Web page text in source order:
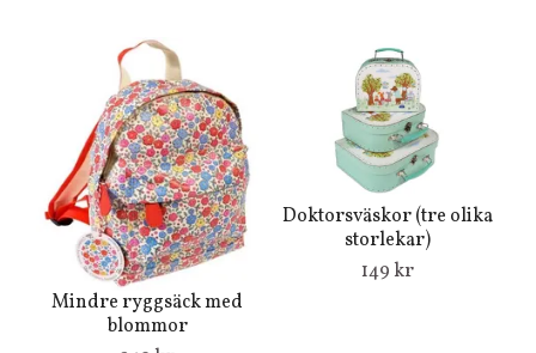
Mindre ryggsäck med
blommor
Doktorsväskor (tre olika
storlekar)
149 kr